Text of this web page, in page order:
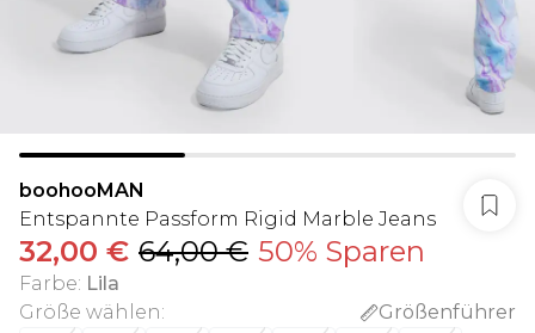
boohooMAN
Entspannte Passform Rigid Marble Jeans
32,00 € 64,00 € 50% Sparen
Farbe: Lila
Größe wählen:
Größenführer